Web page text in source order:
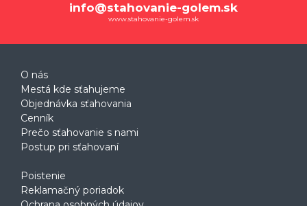
info@stahovanie-golem.sk
www.stahovanie-golem.sk
O nás
Mestá kde sťahujeme
Objednávka sťahovania
Cenník
Prečo sťahovanie s nami
Postup pri sťahovaní
Poistenie
Reklamačný poriadok